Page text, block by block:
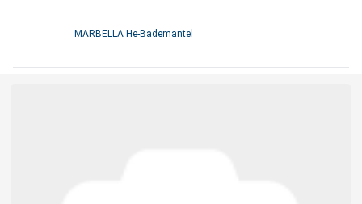
MARBELLA He-Bademantel